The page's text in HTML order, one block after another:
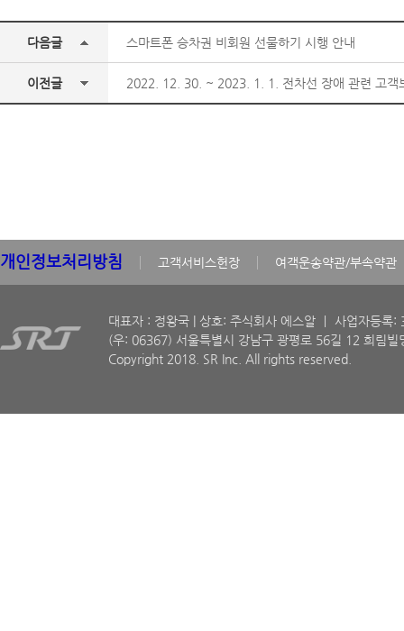
다음글 스마트폰 승차권 비회원 선물하기 시행 안내
이전글 2022. 12. 30. ~ 2023. 1. 1. 전차선 장애 관련 고객
개인정보처리방침 고객서비스헌장 여객운송약관/부속약관
대표자 : 정왕국 | 상호: 주식회사 에스알 ㅣ 사업자등
(우: 06367) 서울특별시 강남구 광평로 56길 12 희림빌
Copyright 2018. SR Inc. All rights reserved.